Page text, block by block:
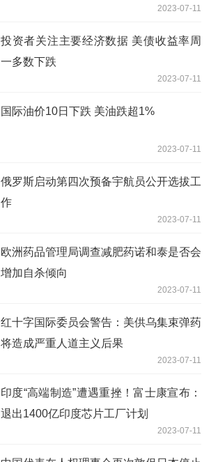
2023-07-11
投资者关注主要经济数据 美债收益率周
一多数下跌
2023-07-11
国际油价10日下跌 美油跌超1%
2023-07-11
俄罗斯启动第四次预备宇航员公开选拔工
作
2023-07-11
欧洲药品管理局调查减肥药诺和泰是否会
增加自杀倾向
2023-07-11
红十字国际委员会警告：美供乌集束弹药
将造成严重人道主义后果
2023-07-11
印度“高端制造”遭遇重挫！富士康宣布：
退出1400亿印度芯片工厂计划
2023-07-11